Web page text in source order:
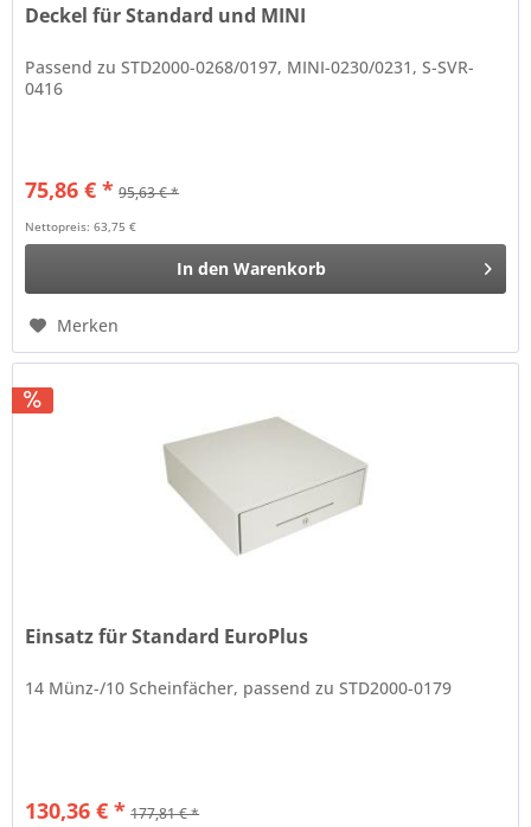
Deckel für Standard und MINI
Passend zu STD2000-0268/0197, MINI-0230/0231, S-SVR-
0416
75,86 € * 95,63 € *
Nettopreis: 63,75 €
In den Warenkorb
Merken
Einsatz für Standard EuroPlus
14 Münz-/10 Scheinfächer, passend zu STD2000-0179
130,36 € * 177,81 € *